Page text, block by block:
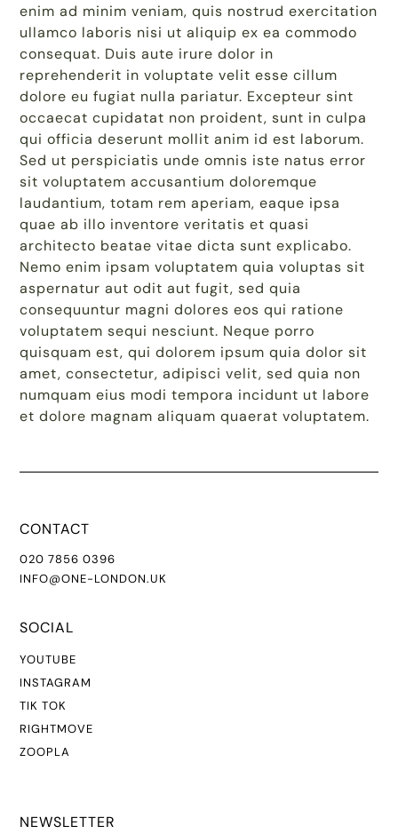
enim ad minim veniam, quis nostrud exercitation
ullamco laboris nisi ut aliquip ex ea commodo
consequat. Duis aute irure dolor in
reprehenderit in voluptate velit esse cillum
dolore eu fugiat nulla pariatur. Excepteur sint
occaecat cupidatat non proident, sunt in culpa
qui officia deserunt mollit anim id est laborum.
Sed ut perspiciatis unde omnis iste natus error
sit voluptatem accusantium doloremque
laudantium, totam rem aperiam, eaque ipsa
quae ab illo inventore veritatis et quasi
architecto beatae vitae dicta sunt explicabo.
Nemo enim ipsam voluptatem quia voluptas sit
aspernatur aut odit aut fugit, sed quia
consequuntur magni dolores eos qui ratione
voluptatem sequi nesciunt. Neque porro
quisquam est, qui dolorem ipsum quia dolor sit
amet, consectetur, adipisci velit, sed quia non
numquam eius modi tempora incidunt ut labore
et dolore magnam aliquam quaerat voluptatem.
CONTACT
020 7856 0396
INFO@ONE-LONDON.UK
SOCIAL
YOUTUBE
INSTAGRAM
TIK TOK
RIGHTMOVE
ZOOPLA
NEWSLETTER